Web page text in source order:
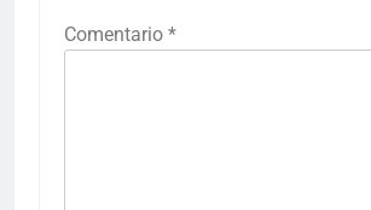
Comentario *